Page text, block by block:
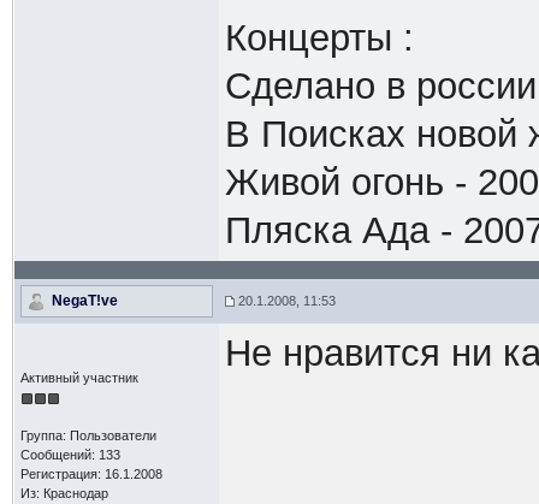
Концерты :
Сделано в
В Поисках новой
Живой огонь -
Пляска Ада -
NegaT!ve 20.1.2008, 11:53
Активный участник
Группа: Пользователи
Сообщений: 133
Регистрация: 16.1.2008
Из: Краснодар
Не нравится ни